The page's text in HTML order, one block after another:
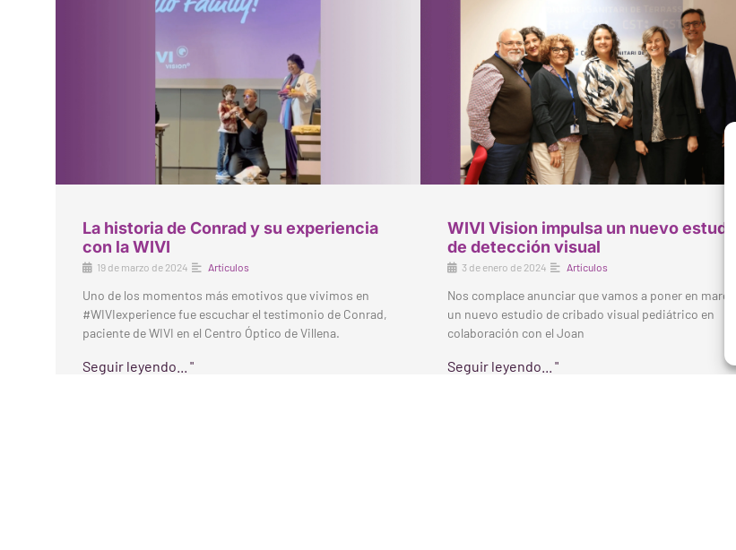
La historia de Conrad y su experiencia
con la WIVI
19 de marzo de 2024 Artículos
Uno de los momentos más emotivos que vivimos en
#WIVIexperience fue escuchar el testimonio de Conrad,
paciente de WIVI en el Centro Óptico de Villena.
Seguir leyendo... "
WIVI Vision impulsa un nuevo estudio
de detección visual
3 de enero de 2024 Artículos
Nos complace anunciar que vamos a poner en marcha
un nuevo estudio de cribado visual pediátrico en
colaboración con el Joan
Seguir leyendo... "